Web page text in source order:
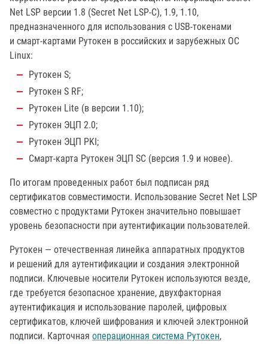
Net LSP версии 1.8 (Secret Net LSP-C), 1.9, 1.10,
предназначенного для использования с USB-токенами
и смарт-картами Рутокен в российских и зарубежных ОС
Linux:
Рутокен S;
Рутокен S RF;
Рутокен Lite (в версии 1.10);
Рутокен ЭЦП 2.0;
Рутокен ЭЦП PKI;
Смарт-карта Рутокен ЭЦП SC (версия 1.9 и новее).
По итогам проведенных работ был подписан ряд
сертификатов совместимости. Использование Secret Net LSP
совместно с продуктами Рутокен значительно повышает
уровень безопасности при аутентификации пользователей.
Рутокен — отечественная линейка аппаратных продуктов
и решений для аутентификации и создания электронной
подписи. Ключевые носители Рутокен используются везде,
где требуется безопасное хранение, двухфакторная
аутентификация и использование паролей, цифровых
сертификатов, ключей шифрования и ключей электронной
подписи. Карточная операционная система Рутокен,